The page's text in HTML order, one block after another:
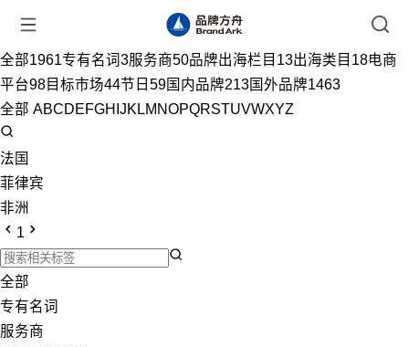
全部1961专有名词 3服务商50品牌出海栏目 13出海类目 18电商
平台98目标市场44节日 59国内品牌213国外品牌1463
全部 ABCDEFGH JK LM NOPQRSTUVWXYZ
法国
菲律宾
非洲
1
全部
专有名词
服务商